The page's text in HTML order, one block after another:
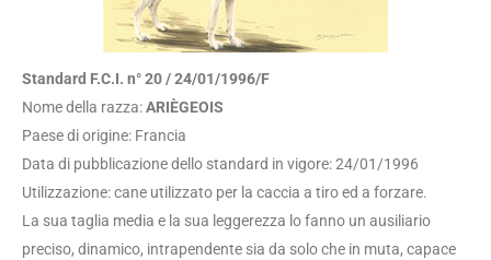
Standard F.C.I. n° 20 / 24/01/1996/F
Nome della razza:ARIÈGEOIS
Paese di origine: Francia
Data di pubblicazione dello standard in vigore: 24/01/1996
Utilizzazione: cane utilizzato per la caccia a tiro ed a forzare.
La sua taglia media e la sua leggerezza lo fanno un ausiliario
preciso, dinamico, intrapendente sia da solo che in muta, capace